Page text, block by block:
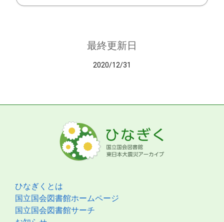
最終更新日
2020/12/31
ひなぎくとは
国立国会図書館ホームページ
国立国会図書館サーチ